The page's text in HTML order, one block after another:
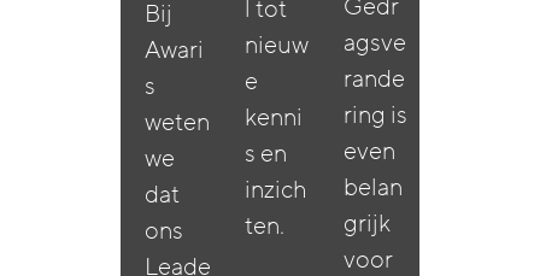
Bij
Awari
s
weten
we
dat
ons
Leade
l tot
nieuw
e
kenni
s en
inzich
ten.
Gedr
agsve
rande
ring is
even
belan
grijk
voor